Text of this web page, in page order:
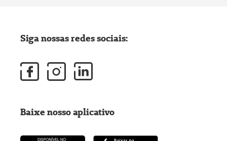
Siga nossas redes sociais:
Baixe nosso aplicativo